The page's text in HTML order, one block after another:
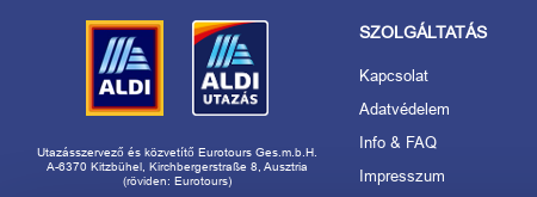
Utazásszervező és közvetítő Eurotours Ges.m.b.H.
A-6370 Kitzbühel, Kirchbergerstraße 8, Ausztria
(röviden: Eurotours)
SZOLGÁLTATÁS
Kapcsolat
Adatvédelem
Info & FAQ
Impresszum